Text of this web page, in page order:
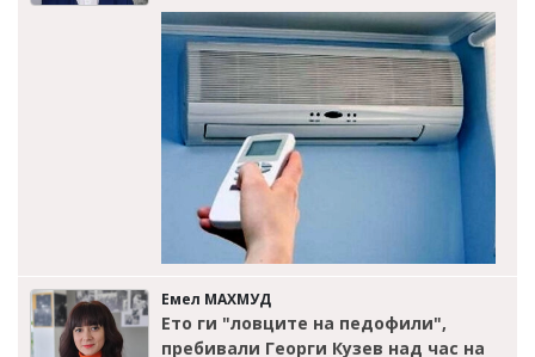
Емел МАХМУД
Ето ги "ловците на педофили",
пребивали Георги Кузев над час на